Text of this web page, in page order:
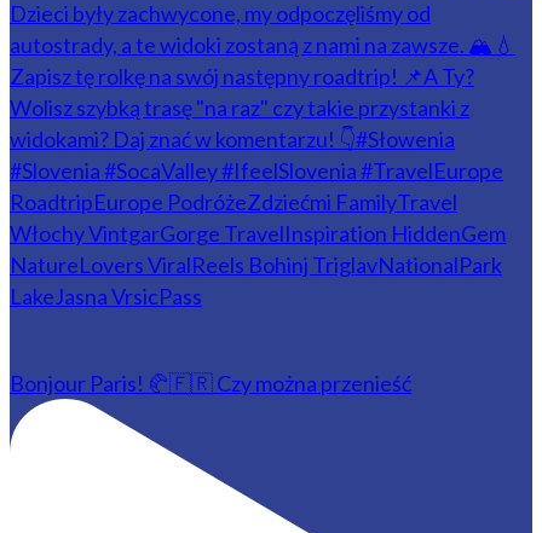
Bonjour Paris! 🥐🇫🇷 Czy można przenieść